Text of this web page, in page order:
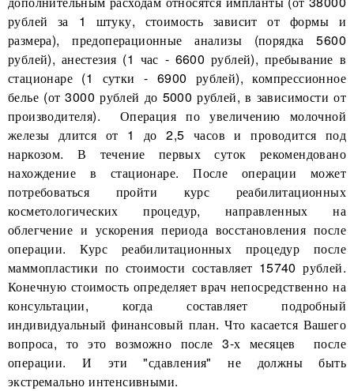
рублей за 1 штуку, стоимость зависит от формы и
размера), предоперационные анализы (порядка 5600
рублей), анестезия (1 час - 6600 рублей), пребывание в
стационаре (1 сутки - 6900 рублей), компрессионное
белье (от 3000 рублей до 5000 рублей, в зависимости от
производителя). Операция по увеличению молочной
железы длится от 1 до 2,5 часов и проводится под
наркозом. В течение первых суток рекомендовано
нахождение в стационаре. После операции может
потребоваться пройти курс реабилитационных
косметологических процедур, направленных на
облегчение и ускорения периода восстановления после
операции. Курс реабилитационных процедур после
маммопластики по стоимости составляет 15740 рублей.
Конечную стоимость определяет врач непосредственно на
консультации, когда составляет подробный
индивидуальный финансовый план. Что касается Вашего
вопроса, то это возможно после 3-х месяцев после
операции. И эти "сдавления" не должны быть
экстремально интенсивными.